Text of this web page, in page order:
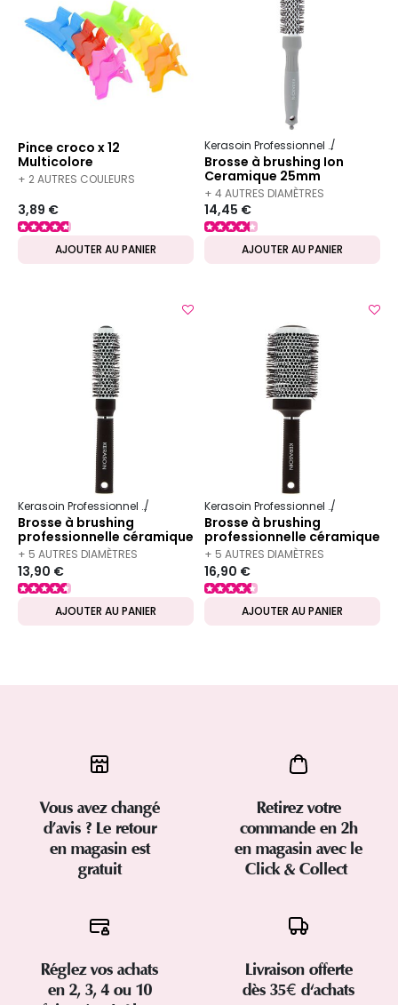
Pince croco x 12
Multicolore
+ 2 AUTRES COULEURS
3,89 €
AJOUTER AU PANIER
Kerasoin Professionnel
Brosse à brushing Ion
Ceramique 25mm
+ 4 AUTRES DIAMÈTRES
DISPONIBLES
14,45 €
AJOUTER AU PANIER
Kerasoin Professionnel Matériel Coiffure Brosse à brushing
Brosse à brushing
professionnelle céramique
25mm
+ 5 AUTRES DIAMÈTRES
DISPONIBLES
13,90 €
AJOUTER AU PANIER
Kerasoin Professionnel
Brosse à brushing
professionnelle céramique
53mm
+ 5 AUTRES DIAMÈTRES
DISPONIBLES
16,90 €
AJOUTER AU PANIER
Vous avez changé
d’avis ? Le retour
en magasin est
gratuit
Retirez votre
commande en 2h
en magasin avec le
Click & Collect
Réglez vos achats
en 2, 3, 4 ou 10
Livraison offerte
dès 35€ d'achats